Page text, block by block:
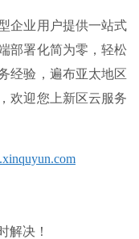
企业用户提供一站式
部署化简为零，轻松
经验，遍布亚太地区
欢迎您上新区云服务
解决！